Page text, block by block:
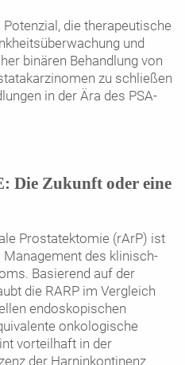
die therapeutische
und
binären Behandlung von
zu schließen
in der Ära des PSA-
Die Zukunft oder eine
Prostatektomie (rArP) ist
des klinisch-
Basierend auf der
die RARP im Vergleich
endoskopischen
onkologische
vorteilhaft in der
der Harninkontinenz